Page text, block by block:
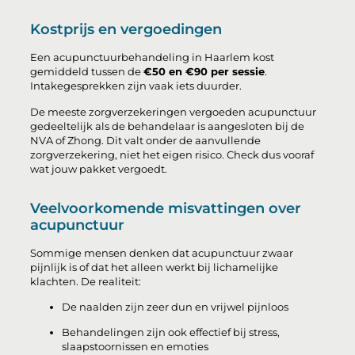
Kostprijs en vergoedingen
Een acupunctuurbehandeling in Haarlem kost
gemiddeld tussen de€50 en €90 per sessie.
Intakegesprekken zijn vaak iets duurder.
De meeste zorgverzekeringen vergoeden acupunctuur
gedeeltelijk als de behandelaar is aangesloten bij de
NVA of Zhong. Dit valt onder de aanvullende
zorgverzekering, niet het eigen risico. Check dus vooraf
wat jouw pakket vergoedt.
Veelvoorkomende misvattingen over
acupunctuur
Sommige mensen denken dat acupunctuur zwaar
pijnlijk is of dat het alleen werkt bij lichamelijke
klachten. De realiteit:
De naalden zijn zeer dun en vrijwel pijnloos
Behandelingen zijn ook effectief bij stress,
slaapstoornissen en emoties